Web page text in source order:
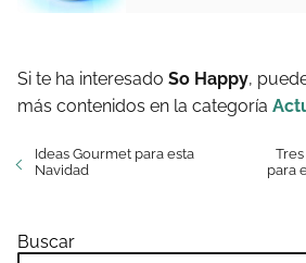
Si te ha interesado So Happy,
más contenidos en la categoría
Ideas Gourmet para esta
Navidad
para
Buscar